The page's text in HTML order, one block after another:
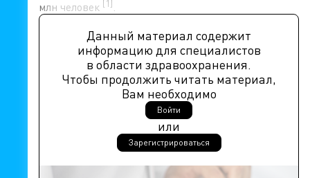
млн человек [1] .
Данный материал содержит
информацию для специалистов
в области здравоохранения.
Чтобы продолжить читать материал,
Вам необходимо
Войти
или
Зарегистрироваться